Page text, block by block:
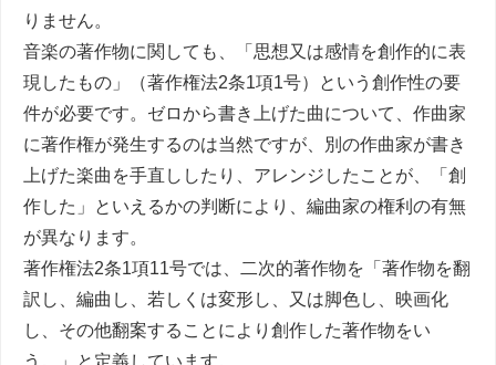
りません。
音楽の著作物に関しても、「 思想又は感情を創作的に表
現したもの」（著作権法2条1項1号）という創作性の要
件が必要です。ゼロから書き上げた曲について、作曲家
に著作権が発生するのは当然ですが、別の作曲家が書き
上げた楽曲を手直ししたり、アレンジしたことが、「創
作した」といえるかの判断により、編曲家の権利の有無
が異なります。
著作権法2条1項11号では、二次的著作物を「著作物を翻
訳し、編曲し、若しくは変形し、又は脚色し、映画化
し、その他翻案することにより創作した著作物をい
う。」と定義しています。